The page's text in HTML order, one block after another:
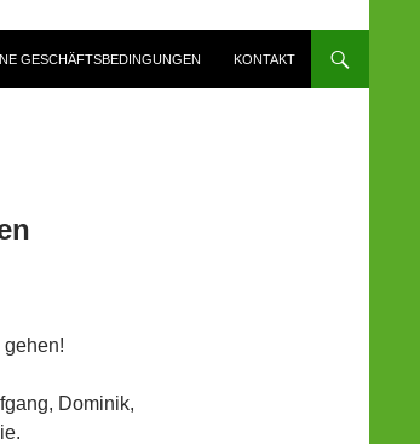
GESCHÄFTSBEDINGUNGEN KONTAKT
gehen!
Dominik,